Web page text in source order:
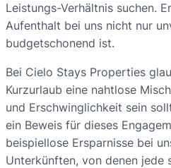
Leistungs-Verhältnis suchen.
Aufenthalt bei uns nicht nur
budgetschonend ist.
Bei Cielo Stays Properties
Kurzurlaub eine nahtlose
und Erschwinglichkeit sein
ein Beweis für dieses
beispiellose Ersparnisse bei
Unterkünften, von denen jede